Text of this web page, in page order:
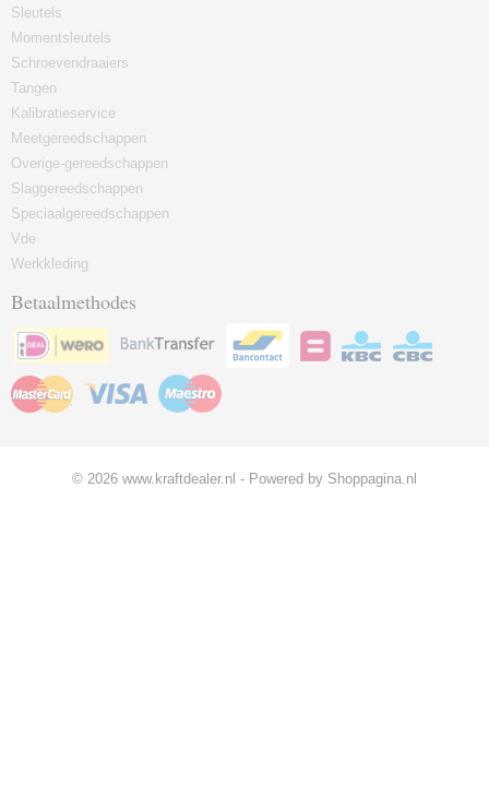
Sleutels
Momentsleutels
Schroevendraaiers
Tangen
Kalibratieservice
Meetgereedschappen
Overige-gereedschappen
Slaggereedschappen
Speciaalgereedschappen
Vde
Werkkleding
Betaalmethodes
© 2026 www.kraftdealer.nl - Powered by Shoppagina.nl